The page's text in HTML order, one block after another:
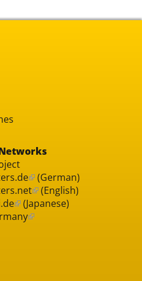
(German)
(English)
(Japanese)